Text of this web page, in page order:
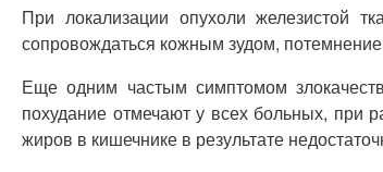
При локализации опухоли железистой
сопровождаться кожным зудом,
Еще одним частым симптомом
похудание отмечают у всех больных, при
жиров в кишечнике в результате